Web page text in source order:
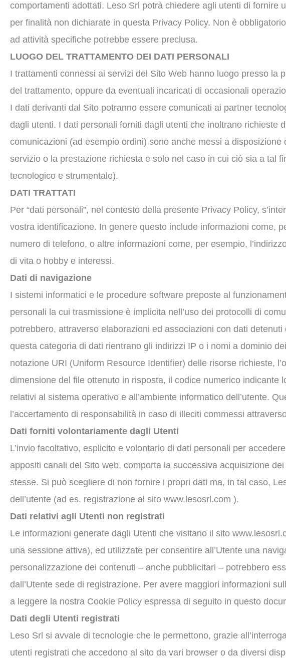
comportamenti adottati. Leso Srl potrà chiedere agli utenti di
per finalità non dichiarate in questa Privacy Policy. Non è
ad attività specifiche potrebbe essere preclusa.
LUOGO DEL TRATTAMENTO DEI DATI PERSONALI
I trattamenti connessi ai servizi del Sito Web hanno luogo presso
del trattamento, oppure da eventuali incaricati di occasionali
I dati derivanti dal Sito potranno essere comunicati ai partner
dagli utenti. I dati personali forniti dagli utenti che inoltrano
comunicazioni (ad esempio ordini) sono anche messi a
servizio o la prestazione richiesta e solo nel caso in cui ciò sia a tal
tecnologico e strumentale).
DATI TRATTATI
Per “dati personali”, nel contesto della presente Privacy Policy,
vostra identificazione. In genere questo include informazioni come,
numero di telefono, o altre informazioni come, per esempio,
di vita o hobby e interessi.
Dati di navigazione
I sistemi informatici e le procedure software preposte al
personali la cui trasmissione è implicita nell’uso dei protocolli di
potrebbero, attraverso elaborazioni ed associazioni con dati
questa categoria di dati rientrano gli indirizzi IP o i nomi a dominio
notazione URI (Uniform Resource Identifier) delle risorse richieste,
dimensione del file ottenuto in risposta, il codice numerico
relativi al sistema operativo e all’ambiente informatico dell’utente.
l’accertamento di responsabilità in caso di illeciti commessi
Dati forniti volontariamente dagli Utenti
L’invio facoltativo, esplicito e volontario di dati personali per
appositi canali del Sito web, comporta la successiva acquisizione
stesse. Si può scegliere di non fornire i propri dati ma, in tal caso,
dell’utente (ad es. registrazione al sito www.lesosrl.com ).
Dati relativi agli Utenti non registrati
Le informazioni generate dagli Utenti che visitano il sito
una sessione attiva), ed utilizzate per consentire all’Utente una
personalizzazione dei contenuti – anche pubblicitari – potrebbero
dall’Utente sede di registrazione. Per avere maggiori informazioni
a leggere la nostra Cookie Policy espressa di seguito in questo
Dati degli Utenti registrati
Leso Srl si avvale di tecnologie che le permettono, grazie
utenti registrati che accedono al sito da vari browser o da diversi